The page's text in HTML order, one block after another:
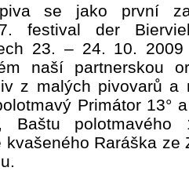
se jako první
festival der
23. – 24. 10.
naší partnerskou
z malých pivovarů a
Primátor 13°
Baštu
kvašeného Raráška ze